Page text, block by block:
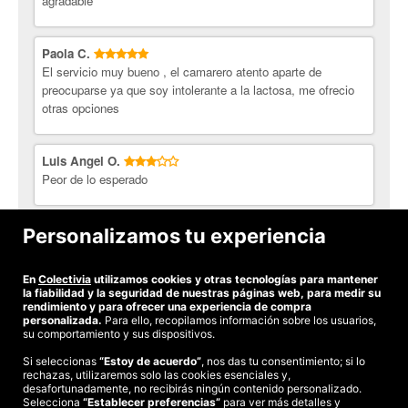
12/12/2016
Paola C.
El servicio muy bueno , el camarero atento aparte de
preocuparse ya que soy intolerante a la lactosa, me ofrecio
otras opciones
Luis Angel O.
Peor de lo esperado
Fernando L.
NO ME GUSTO NADA, LO DEJO AHI.
Ver todas las opiniones
©2026 Colectivia
Términos y condiciones|Política de privacidad|Política de cookies
Personalizamos tu experiencia
En Colectivia utilizamos cookies y otras tecnologías para mantener
la fiabilidad y la seguridad de nuestras páginas web, para medir su
rendimiento y para ofrecer una experiencia de compra
personalizada. Para ello, recopilamos información sobre los usuarios,
su comportamiento y sus dispositivos.
Si seleccionas “Estoy de acuerdo”, nos das tu consentimiento; si lo
rechazas, utilizaremos solo las cookies esenciales y,
desafortunadamente, no recibirás ningún contenido personalizado.
Selecciona “Establecer preferencias” para ver más detalles y